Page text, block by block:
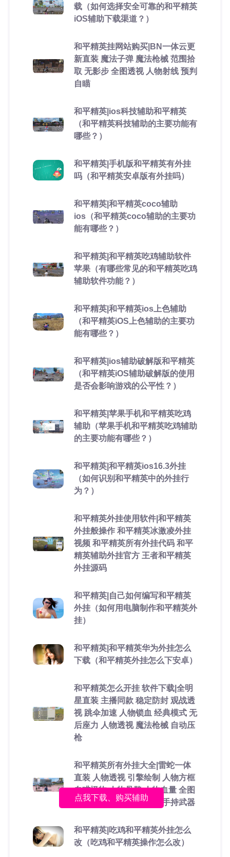
载（如何选择安全可靠的和平精英
iOS辅助下载渠道？）
和平精英挂网站购买|BN一体云更
新直装 魔法子弹 魔法枪械 范围拾
取 无影步 全图透视 人物射线 预判
自瞄
和平精英|ios科技辅助和平精英
（和平精英科技辅助的主要功能有
哪些？）
和平精英|手机版和平精英有外挂
吗（和平精英安卓版有外挂吗）
和平精英|和平精英coco辅助
ios（和平精英coco辅助的主要功
能有哪些？）
和平精英|和平精英吃鸡辅助软件
苹果（有哪些常见的和平精英吃鸡
辅助软件功能？）
和平精英|和平精英ios上色辅助
（和平精英iOS上色辅助的主要功
能有哪些？）
和平精英|ios辅助破解版和平精英
（和平精英iOS辅助破解版的使用
是否会影响游戏的公平性？）
和平精英|苹果手机和平精英吃鸡
辅助（苹果手机和平精英吃鸡辅助
的主要功能有哪些？）
和平精英|和平精英ios16.3外挂
（如何识别和平精英中的外挂行
为？）
和平精英外挂使用软件|和平精英
外挂般操作 和平精英冰激凌外挂
视频 和平精英所有外挂代码 和平
精英辅助外挂官方 王者和平精英
外挂源码
和平精英|自己如何编写和平精英
外挂（如何用电脑制作和平精英外
挂）
和平精英|和平精英华为外挂怎么
下载（和平精英外挂怎么下安卓）
和平精英怎么开挂 软件下载|全明
星直装 主播同款 稳定防封 观战透
视 跳伞加速 人物锁血 经典模式 无
后座力 人物透视 魔法枪械 自动压
枪
和平精英所有外挂大全|雷蛇一体
直装 人物透视 引擎绘制 人物方框
自瞄怪物 人物骨骼 人物血量 全图
透视 人物射线 雷达显示 手持武器
和平精英|吃鸡和平精英外挂怎么
改（吃鸡和平精英操作怎么改）
点我下载、购买辅助